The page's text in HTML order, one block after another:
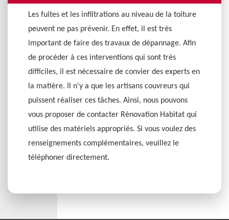
Les fuites et les infiltrations au niveau de la toiture
peuvent ne pas prévenir. En effet, il est très
important de faire des travaux de dépannage. Afin
de procéder à ces interventions qui sont très
difficiles, il est nécessaire de convier des experts en
la matière. Il n'y a que les artisans couvreurs qui
puissent réaliser ces tâches. Ainsi, nous pouvons
vous proposer de contacter Rénovation Habitat qui
utilise des matériels appropriés. Si vous voulez des
renseignements complémentaires, veuillez le
téléphoner directement.